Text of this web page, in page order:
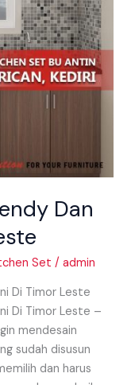
Dan
Set /admin
Di Timor Leste
Di Timor Leste –
mendesain
sudah disusun
dan harus